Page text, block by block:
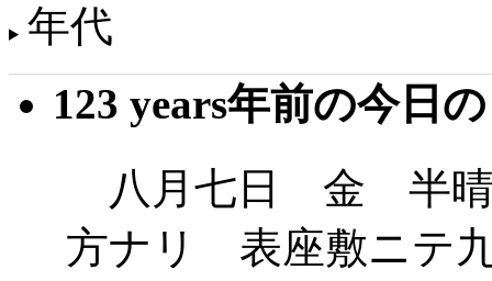
年代
123 years年前の今日
八月七日 金 半晴
方ナリ 表座敷ニテ